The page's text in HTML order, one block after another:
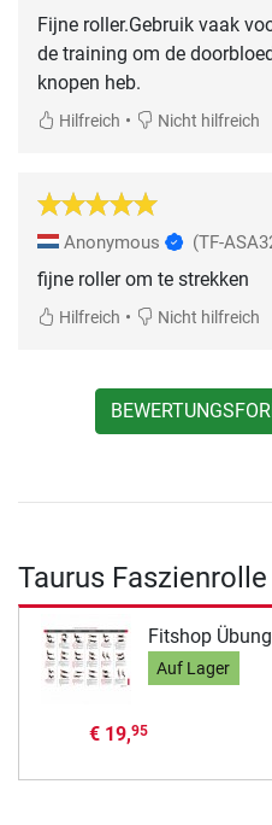
Fijne roller.Gebruik vaak
de training om de
knopen heb.
Hilfreich • Nicht hilfreich
Anonymous (TF-
fijne roller om te strekken
Hilfreich • Nicht hilfreich
Taurus
Fitshop
Auf Lager
€ 19,95